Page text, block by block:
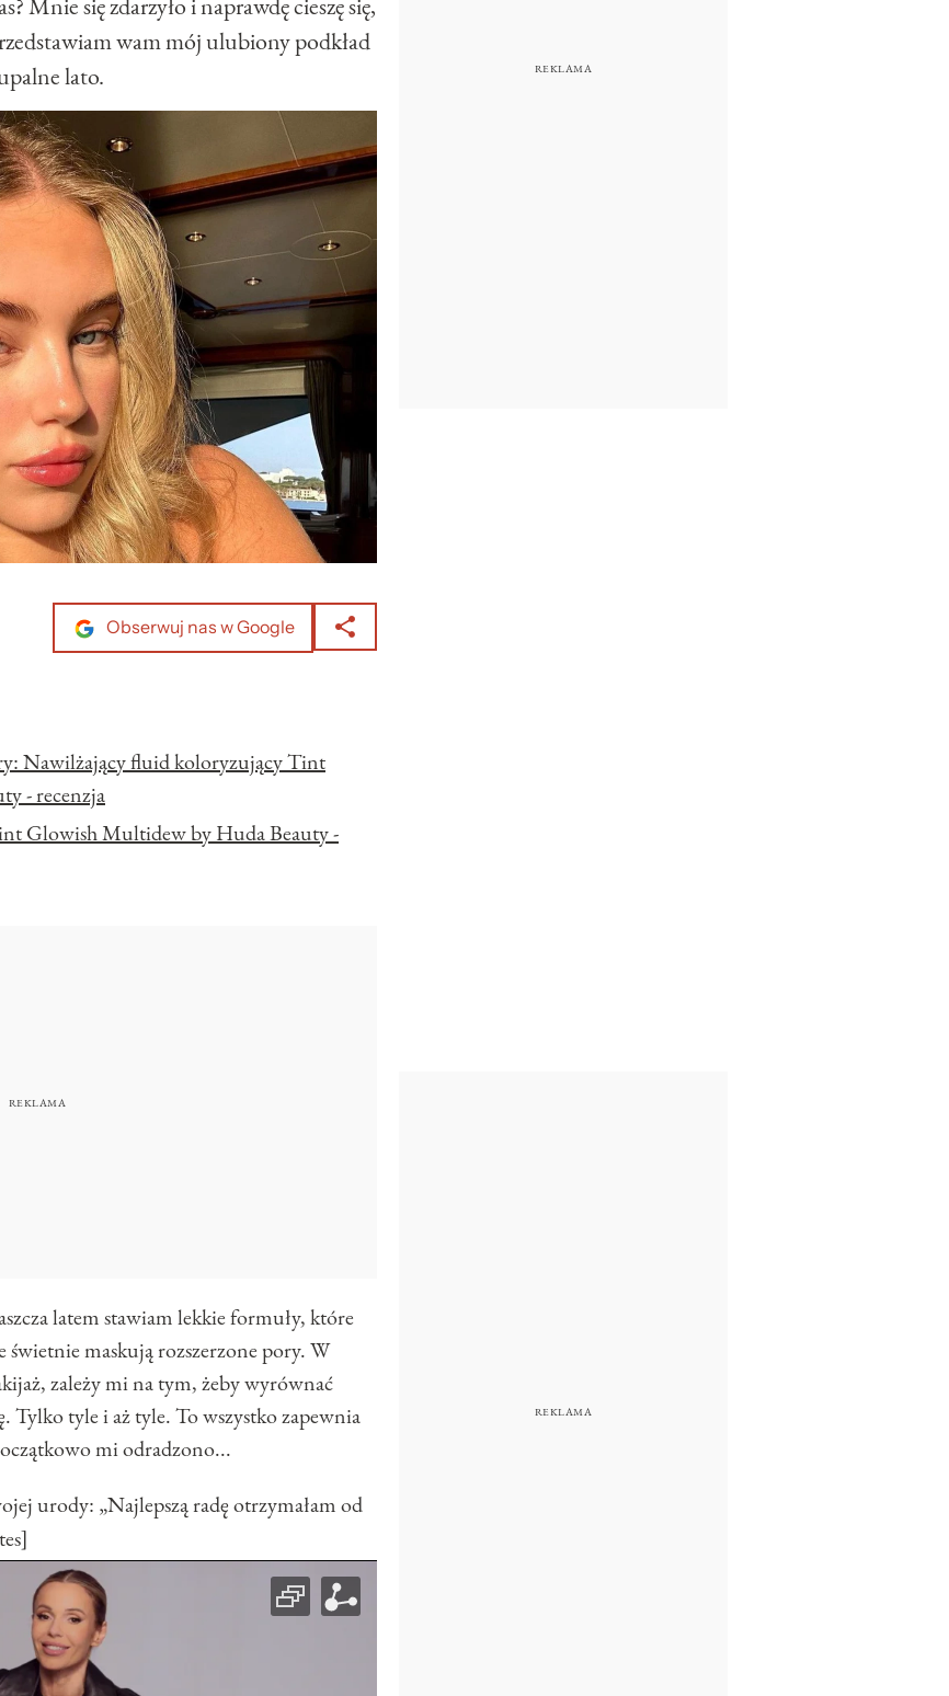
wam mój ulubiony podkład
lato.
Obserwuj nas w Google
Nawilżający fluid koloryzujący Tint
- recenzja
Glowish Multidew by Huda Beauty -
latem stawiam lekkie formuły, które
świetnie maskują rozszerzone pory. W
zależy mi na tym, żeby wyrównać
Tylko tyle i aż tyle. To wszystko zapewnia
mi odradzono...
urody: „Najlepszą radę otrzymałam od